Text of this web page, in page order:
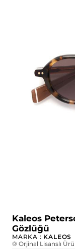
Kaleos
Gözlüğü
MARKA : KALEOS
® Orjinal Lisanslı